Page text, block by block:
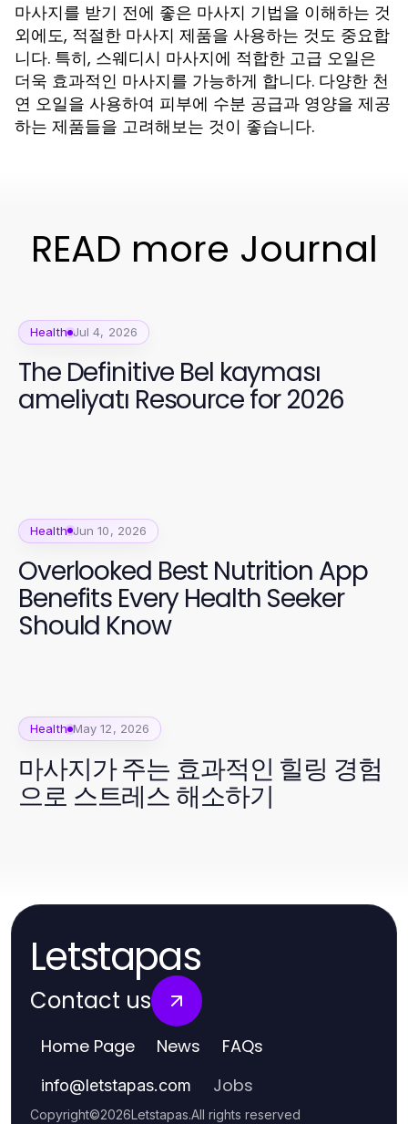
마사지를 받기 전에 좋은 마사지 기법을 이해하는 것
외에도, 적절한 마사지 제품을 사용하는 것도 중요합
니다. 특히, 스웨디시 마사지에 적합한 고급 오일은
더욱 효과적인 마사지를 가능하게 합니다. 다양한 천
연 오일을 사용하여 피부에 수분 공급과 영양을 제공
하는 제품들을 고려해보는 것이 좋습니다.
READ more Journal
Health Jul 4, 2026
The Definitive Bel kayması
ameliyatı Resource for 2026
Health Jun 10, 2026
Overlooked Best Nutrition App
Benefits Every Health Seeker
Should Know
Health May 12, 2026
마사지가 주는 효과적인 힐링 경험
으로 스트레스 해소하기
Letstapas
Contact us
Home Page News FAQs
info@letstapas.com Jobs
Copyright©2026Letstapas.All rights reserved